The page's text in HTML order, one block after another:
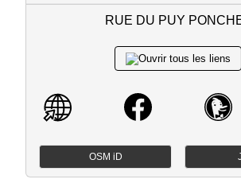
RUE DU PUY
OSM iD